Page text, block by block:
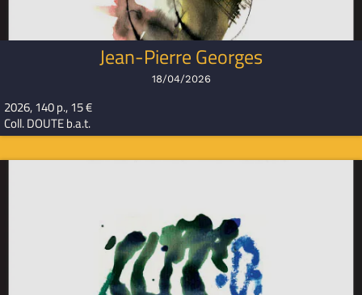
Jean-Pierre Georges
18/04/2026
2026, 140 p., 15 €
Coll. DOUTE b.a.t.